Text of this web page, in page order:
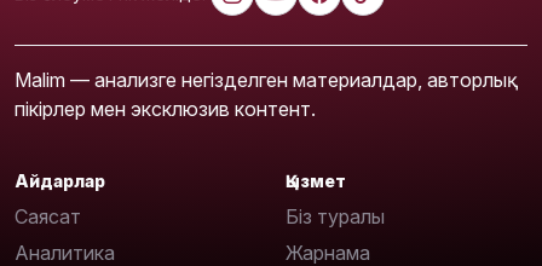
Malim — анализге негізделген материалдар, авторлық
пікірлер мен эксклюзив контент.
Айдарлар
Саясат
Аналитика
Қызмет
Біз туралы
Жарнама